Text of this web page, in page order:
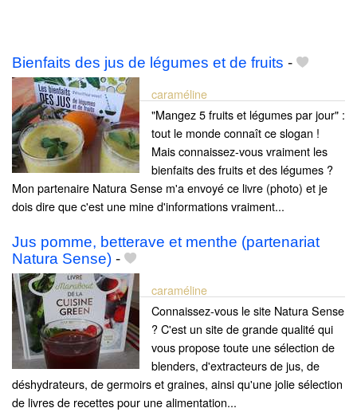
Bienfaits des jus de légumes et de fruits -
caraméline
"Mangez 5 fruits et légumes par jour" :
tout le monde connaît ce slogan !
Mais connaissez-vous vraiment les
bienfaits des fruits et des légumes ?
Mon partenaire Natura Sense m'a envoyé ce livre (photo) et je
dois dire que c'est une mine d'informations vraiment...
Jus pomme, betterave et menthe (partenariat
Natura Sense) -
caraméline
Connaissez-vous le site Natura Sense
? C'est un site de grande qualité qui
vous propose toute une sélection de
blenders, d'extracteurs de jus, de
déshydrateurs, de germoirs et graines, ainsi qu'une jolie sélection
de livres de recettes pour une alimentation...